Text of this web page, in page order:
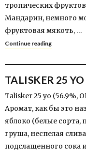
тропических
Мандарин, немного
фруктовая мякоть, …
Continue reading
TALISKER 25
Talisker 25 yo (56.9%,
Аромат, как бы это
яблоко (белые сорта,
груша, неспелая
подслащенного сока